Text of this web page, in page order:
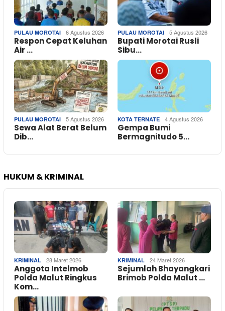
PULAU MOROTAI 6 Agustus 2026
Respon Cepat Keluhan
Air …
PULAU MOROTAI 5 Agustus 2026
Bupati Morotai Rusli
Sibu…
PULAU MOROTAI 5 Agustus 2026
Sewa Alat Berat Belum
Dib…
KOTA TERNATE 4 Agustus 2026
Gempa Bumi
Bermagnitudo 5…
HUKUM & KRIMINAL
KRIMINAL 28 Maret 2026
Anggota Intelmob
Polda Malut Ringkus
Kom…
KRIMINAL 24 Maret 2026
Sejumlah Bhayangkari
Brimob Polda Malut …